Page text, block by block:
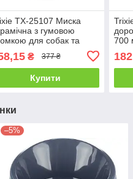
TX-25107 Миска
з гумовою
для собак та
0.6 л, 14 см колір в
₴ 377 ₴
Купити
700
–5%